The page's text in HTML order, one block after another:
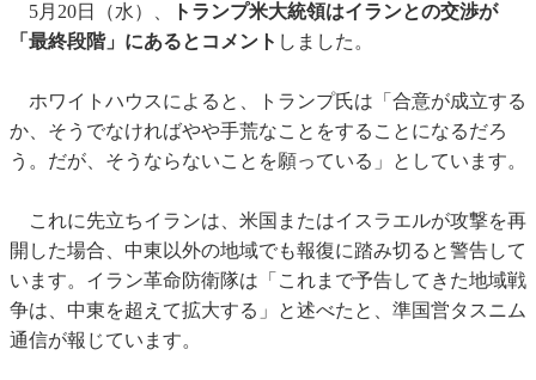
5月20日（水）、
トランプ米大統領はイランとの交渉が
「最終段階」にあるとコメント しました。
ホワイトハウスによると、トランプ氏は「合意が成立する
か、そうでなければやや手荒なことをすることになるだろ
う。だが、そうならないことを願っている」としています。
これに先立ちイランは、米国またはイスラエルが攻撃を再
開した場合、中東以外の地域でも報復に踏み切ると警告して
います。イラン革命防衛隊は「これまで予告してきた地域戦
争は、中東を超えて拡大する」と述べたと、準国営タスニム
通信が報じています。